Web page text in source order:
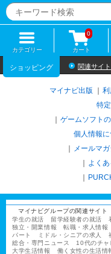
カテゴリー カート
0
ショッピング 関連サイト
マイナビ出版
特
ゲームソフト
個人情報
メールマ
よく
マイナビグループの関連サイト
学生の就活
留学経験者の就活
独立・開業情報
転職・求人情報
パート
ミドル・シニアの求人
総合・専門ニュース
10代のチャ
大学生活情報
働く女性の生活情